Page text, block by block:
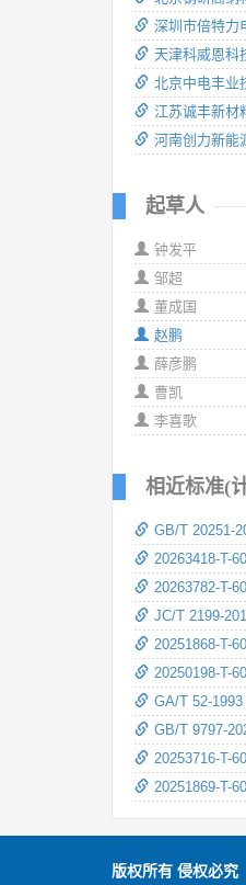
深圳市倍特力
天津科威恩科
北京中电丰业
江苏诚丰新材
河南创力新能
起草人
钟发平
邹超
董成国
赵鹏
薛彦鹏
曹凯
李喜歌
相近标准(
GB/T 20251-
20263418-T-
20263782-T-
JC/T 2199-
20251868-T-
20250198-T-
GA/T 52-
GB/T 9797-
20253716-T-
20251869-T-
版权所有 侵权必究